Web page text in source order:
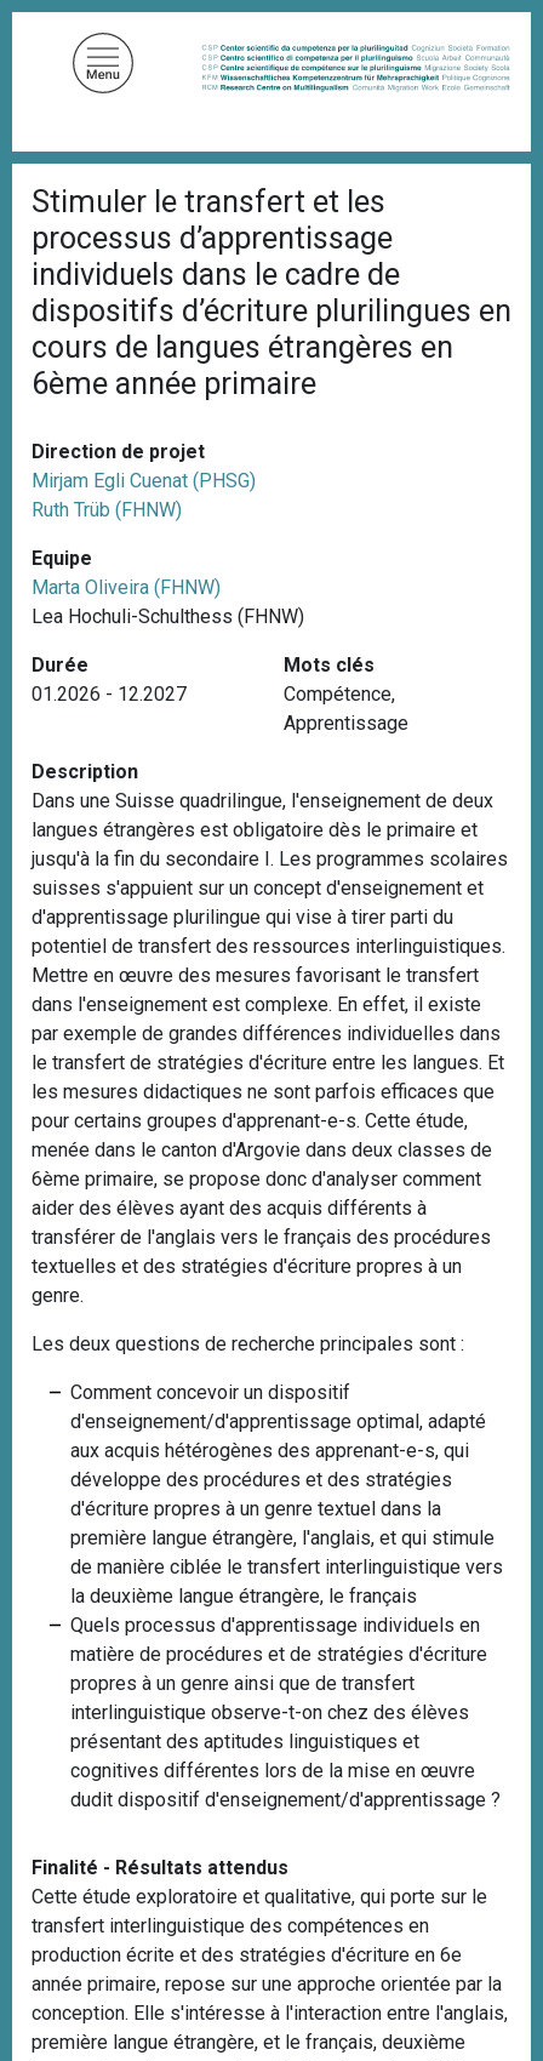
i
l
d
A
r
i
a
n
e
Stimuler le transfert et les
processus d’apprentissage
individuels dans le cadre de
dispositifs d’écriture plurilingues en
cours de langues étrangères en
6ème année primaire
Direction de projet
Mirjam Egli Cuenat (PHSG)
Ruth Trüb (FHNW)
Equipe
Marta Oliveira (FHNW)
Lea Hochuli-Schulthess (FHNW)
Durée
01.2026 - 12.2027
Mots clés
Compétence,
Apprentissage
Description
Dans une Suisse quadrilingue, l'enseignement de deux
langues étrangères est obligatoire dès le primaire et
jusqu'à la fin du secondaire I. Les programmes scolaires
suisses s'appuient sur un concept d'enseignement et
d'apprentissage plurilingue qui vise à tirer parti du
potentiel de transfert des ressources interlinguistiques.
Mettre en œuvre des mesures favorisant le transfert
dans l'enseignement est complexe. En effet, il existe
par exemple de grandes différences individuelles dans
le transfert de stratégies d'écriture entre les langues. Et
les mesures didactiques ne sont parfois efficaces que
pour certains groupes d'apprenant-e-s. Cette étude,
menée dans le canton d'Argovie dans deux classes de
6ème primaire, se propose donc d'analyser comment
aider des élèves ayant des acquis différents à
transférer de l'anglais vers le français des procédures
textuelles et des stratégies d'écriture propres à un
genre.
Les deux questions de recherche principales sont :
Comment concevoir un dispositif
d'enseignement/d'apprentissage optimal, adapté
aux acquis hétérogènes des apprenant-e-s, qui
développe des procédures et des stratégies
d'écriture propres à un genre textuel dans la
première langue étrangère, l'anglais, et qui stimule
de manière ciblée le transfert interlinguistique vers
la deuxième langue étrangère, le français
Quels processus d'apprentissage individuels en
matière de procédures et de stratégies d'écriture
propres à un genre ainsi que de transfert
interlinguistique observe-t-on chez des élèves
présentant des aptitudes linguistiques et
cognitives différentes lors de la mise en œuvre
dudit dispositif d'enseignement/d'apprentissage ?
Finalité - Résultats attendus
Cette étude exploratoire et qualitative, qui porte sur le
transfert interlinguistique des compétences en
production écrite et des stratégies d'écriture en 6e
année primaire, repose sur une approche orientée par la
conception. Elle s'intéresse à l'interaction entre l'anglais,
première langue étrangère, et le français, deuxième